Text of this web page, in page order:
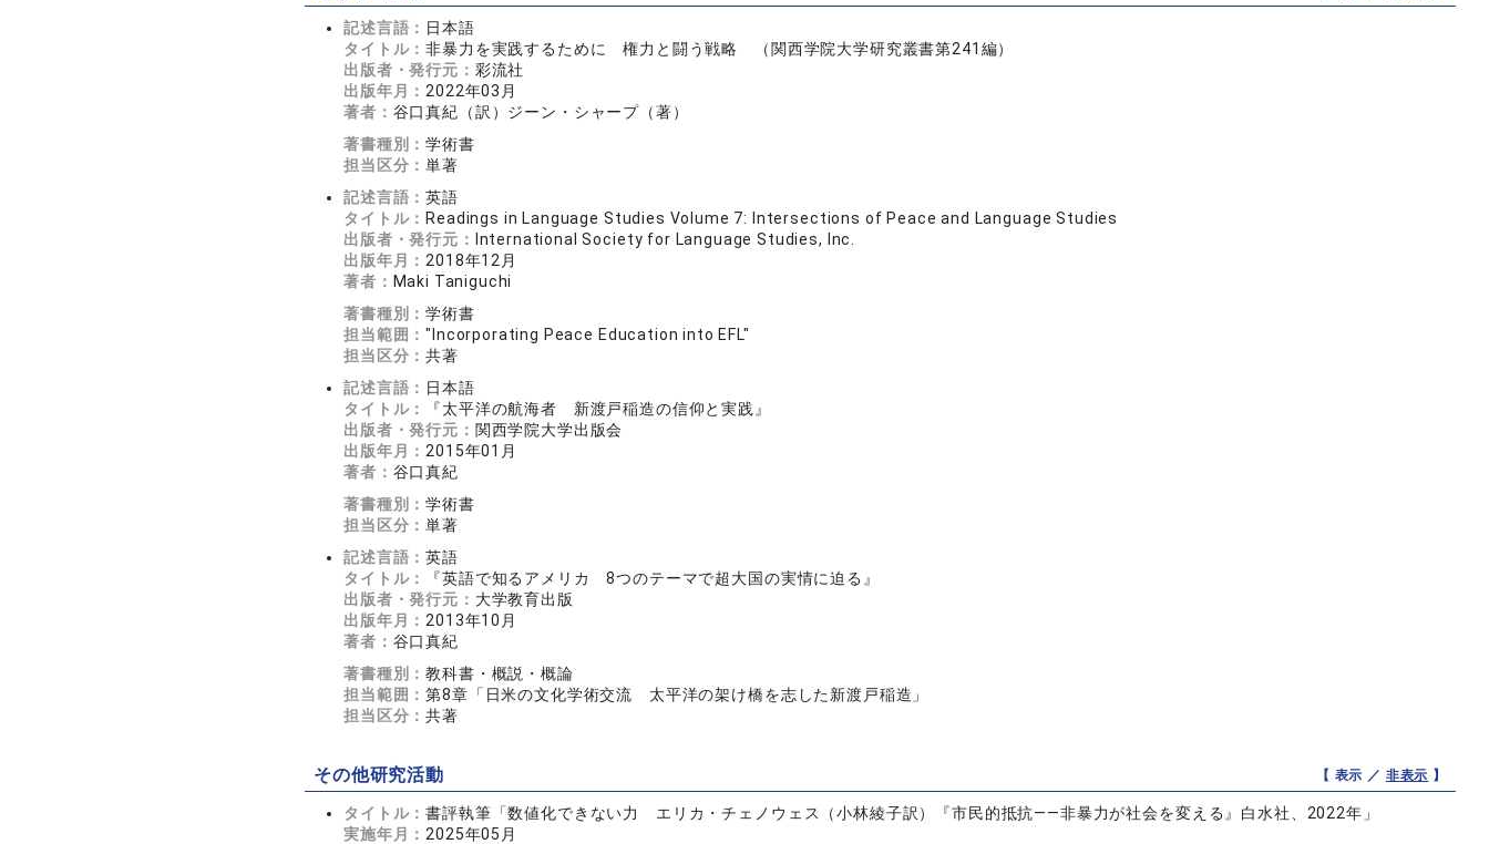
記述言語： 日本語
タイトル：非暴力を実践するために 権力と闘う戦略 （関西学院大学研究叢書第241編）
出版者・発行元： 彩流社
出版年月： 2022年03月
著者： 谷口真紀（訳）ジーン・シャープ（著）
著書種別：学術書
担当区分：単著
記述言語：英語
タイトル： Readings in Language Studies Volume 7: Intersections of Peace and Language Studies
出版者・発行元：
International Society for Language Studies, Inc.
出版年月： 2018年12月
著者： Maki Taniguchi
著書種別：学術書
担当範囲："Incorporating Peace Education into EFL"
担当区分：共著
記述言語： 日本語
タイトル：
『太平洋の航海者 新渡戸稲造の信仰と実践』
出版者・発行元： 関西学院大学出版会
出版年月： 2015年01月
著者： 谷口真紀
著書種別：学術書
担当区分：単著
記述言語：英語
タイトル：
『英語で知るアメリカ 8つのテーマで超大国の実情に迫る』
出版者・発行元： 大学教育出版
出版年月： 2013年10月
著者： 谷口真紀
著書種別：教科書・概説・概論
担当範囲：第8章「日米の文化学術交流 太平洋の架け橋を志した新渡戸稲造」
担当区分：共著
その他研究活動 【 表示 ／ 非表示 】
タイトル：書評執筆「数値化できない力 エリカ・チェノウェス（小林綾子訳）『市民的抵抗――非暴力が社会を変える』白水社、2022年」
実施年月： 2025年05月